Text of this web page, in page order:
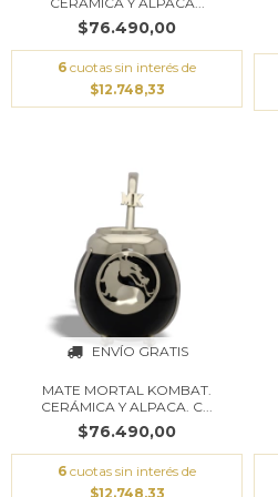
$76.490,00
6 cuotas sin interés de
$12.748,33
ENVÍO GRATIS
MATE MORTAL KOMBAT.
CERÁMICA Y ALPACA. C...
$76.490,00
6 cuotas sin interés de
$12.748,33